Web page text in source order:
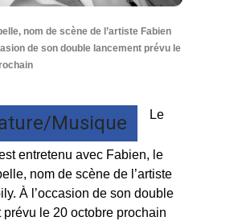
nom de scène de l’artiste Fabien
de son double lancement prévu le
Musique Le
entretenu avec Fabien, le
nom de scène de l’artiste
À l’occasion de son double
prévu le 20 octobre prochain